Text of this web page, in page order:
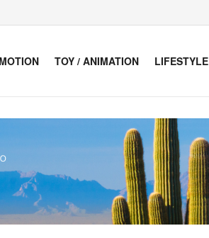
TOY / ANIMATION LIFESTYLE